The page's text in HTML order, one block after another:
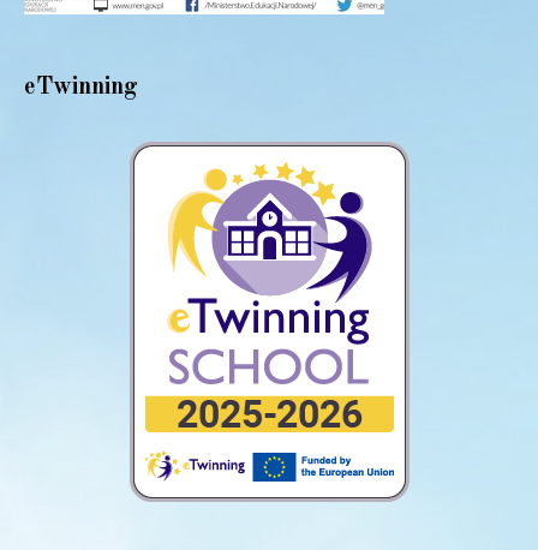
eTwinning